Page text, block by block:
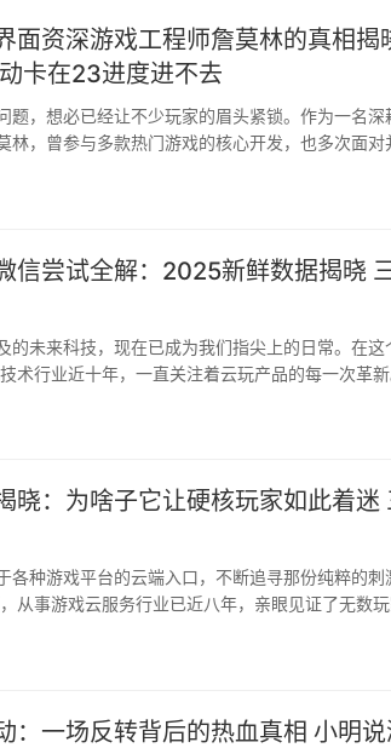
面资深游戏工程师詹莫林的真相揭
卡在23进度进不去
题，想必已经让不少玩家的眉头紧锁。作为一名深
林，曾参与多款热门游戏的核心开发，也多次面对
信尝试全解：2025新鲜数据揭晓
的未来科技，现在已成为我们指尖上的日常。在这
术行业近十年，一直关注着云玩产品的每一次革新
晓：为啥子它让硬核玩家如此着迷
各种游戏平台的云端入口，不断追寻那份纯粹的刺
从事游戏云服务行业已近八年，亲眼见证了无数玩
：一场反转背后的热血真相 小明说